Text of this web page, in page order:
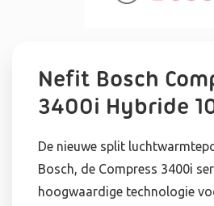
Nefit Bosch
3400i Hybride
De nieuwe split
Bosch, de Compress 3400i
hoogwaardige technologie